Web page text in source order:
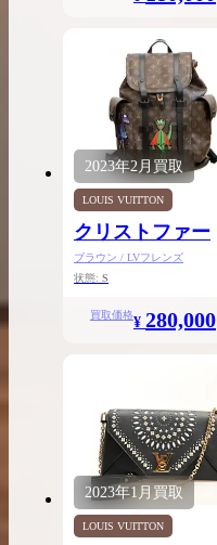
2023年2月買取
LOUIS VUITTON
クリストファー
ブラウン / LVフレンズ
状態: S
買取価格¥ 280,000
2023年1月 買取
LOUIS VUITTON